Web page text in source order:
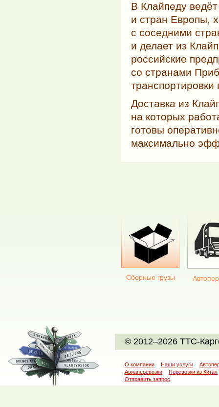
В Клайпеду
и стран Европы,
с соседними
и делает из
российские
со странами
транспортировки
Доставка из
на которых
готовы
максимально
Сборные грузы
© 2012–2026 ТТС-
О компании Наши услуги
Авиаперевозки
Перевозки из Китая
Отправить запрос